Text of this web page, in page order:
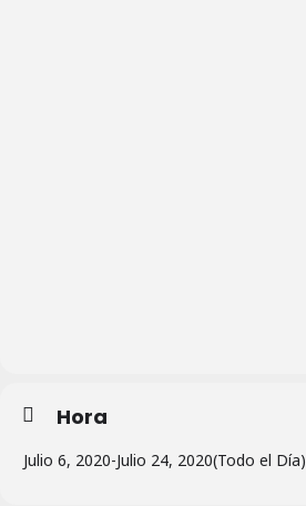
Hora
Julio 6, 2020-Julio 24, 2020(Todo el Día)